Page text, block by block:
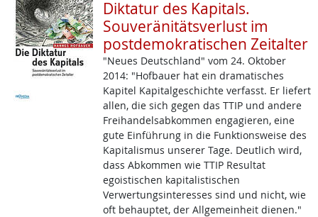
Diktatur des Kapitals.
Souveränitätsverlust im
postdemokratischen Zeitalter
"Neues Deutschland" vom 24. Oktober
2014: "Hofbauer hat ein dramatisches
Kapitel Kapitalgeschichte verfasst. Er liefert
allen, die sich gegen das TTIP und andere
Freihandelsabkommen engagieren, eine
gute Einführung in die Funktionsweise des
Kapitalismus unserer Tage. Deutlich wird,
dass Abkommen wie TTIP Resultat
egoistischen kapitalistischen
Verwertungsinteresses sind und nicht, wie
oft behauptet, der Allgemeinheit dienen."